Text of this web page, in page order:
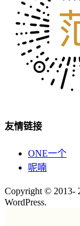
友情链接
ONE一个
呢喃
Copyright © 2013-
WordPress.